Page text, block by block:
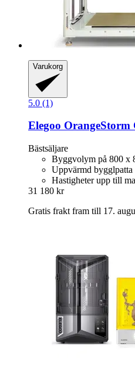
Varukorg
5.0 (1)
Elegoo OrangeStorm
Bästsäljare
Byggvolym på 800 x
Uppvärmd bygglpatta
Hastigheter upp till
31 180 kr
Gratis frakt fram till 17.